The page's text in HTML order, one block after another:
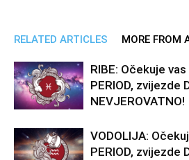
RELATED ARTICLES MORE FROM
RIBE: Očekuje
PERIOD, zvijezde
NEVJEROVATNO!
VODOLIJA:
PERIOD, zvijezde